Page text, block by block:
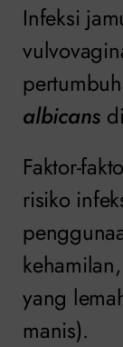
Infeksi
albicans
Faktor-
risiko
yang
manis).